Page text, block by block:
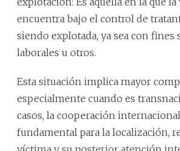
encuentra bajo el control de
siendo explotada, ya sea con fines
laborales u otros.
Esta situación implica mayor
especialmente cuando es
casos, la cooperación
fundamental para la localización,